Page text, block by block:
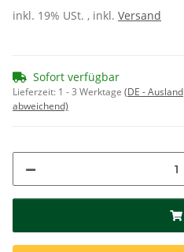
inkl. 19% USt. , inkl. Versand
Sofort verfügbar
Lieferzeit: 1 - 3 Werktage (DE - Ausland
abweichend)